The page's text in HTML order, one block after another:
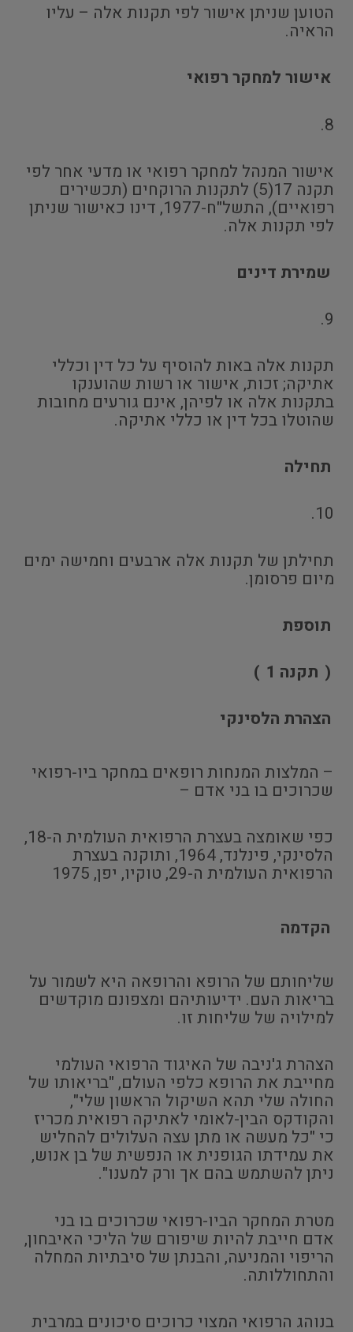
הטוען שניתן אישור לפי תקנות אלה – עליו
הראיה.
אישור למחקר רפואי
8.
אישור המנהל למחקר רפואי או מדעי אחר לפי
תקנה 17(5) לתקנות הרוקחים (תכשירים
רפואיים), התשל"ח-1977, דינו כאישור שניתן
לפי תקנות אלה.
שמירת דינים
9.
תקנות אלה באות להוסיף על כל דין וכללי
אתיקה; זכות, אישור או רשות שהוענקו
בתקנות אלה או לפיהן, אינם גורעים מחובות
שהוטלו בכל דין או כללי אתיקה.
תחילה
10.
תחילתן של תקנות אלה ארבעים וחמישה ימים
מיום פרסומן.
תוספת
( תקנה 1
)
הצהרת הלסינקי
– המלצות המנחות רופאים במחקר ביו-רפואי
שכרוכים בו בני אדם –
כפי שאומצה בעצרת הרפואית העולמית ה-18,
הלסינקי, פינלנד, 1964, ותוקנה בעצרת
הרפואית העולמית ה-29, טוקיו, יפן, 1975
הקדמה
שליחותם של הרופא והרופאה היא לשמור על
בריאות העם. ידיעותיהם ומצפונם מוקדשים
למילויה של שליחות זו.
הצהרת ג'ניבה של האיגוד הרפואי העולמי
מחייבת את הרופא כלפי העולם, "בריאותו של
החולה שלי תהא השיקול הראשון שלי",
והקודקס הבין-לאומי לאתיקה רפואית מכריז
כי "כל מעשה או מתן עצה העלולים להחליש
את עמידתו הגופנית או הנפשית של בן אנוש,
ניתן להשתמש בהם אך ורק למענו".
מטרת המחקר הביו-רפואי שכרוכים בו בני
אדם חייבת להיות שיפורם של הליכי האיבחון,
הריפוי והמניעה, והבנתן של סיבתיות המחלה
והתחוללותה.
בנוהג הרפואי המצוי כרוכים סיכונים במרבית